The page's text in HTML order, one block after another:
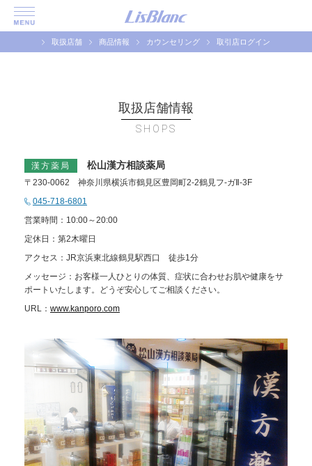
取扱店舗 商品情報 カウンセリング 取引店ログイン
取扱店舗情報
SHOPS
漢方薬局 松山漢方相談薬局
〒230-0062 神奈川県横浜市鶴見区豊岡町2-2鶴見フ-ガⅡ-3F
045-718-6801
営業時間：10:00～20:00
定休日：第2木曜日
アクセス：JR京浜東北線鶴見駅西口 徒歩1分
メッセージ：お客様一人ひとりの体質、症状に合わせお肌や健康をサ
ポートいたします。どうぞ安心してご相談ください。
URL： www.kanporo.com